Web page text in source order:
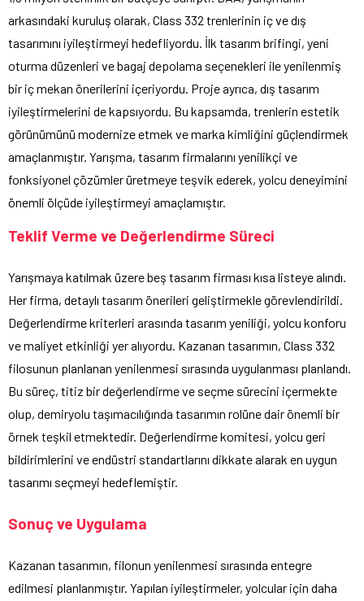
arkasındaki kuruluş olarak, Class 332 trenlerinin iç ve dış
tasarımını iyileştirmeyi hedefliyordu. İlk tasarım brifingi, yeni
oturma düzenleri ve bagaj depolama seçenekleri ile yenilenmiş
bir iç mekan önerilerini içeriyordu. Proje ayrıca, dış tasarım
iyileştirmelerini de kapsıyordu. Bu kapsamda, trenlerin estetik
görünümünü modernize etmek ve marka kimliğini güçlendirmek
amaçlanmıştır. Yarışma, tasarım firmalarını yenilikçi ve
fonksiyonel çözümler üretmeye teşvik ederek, yolcu deneyimini
önemli ölçüde iyileştirmeyi amaçlamıştır.
Teklif Verme ve Değerlendirme Süreci
Yarışmaya katılmak üzere beş tasarım firması kısa listeye alındı.
Her firma, detaylı tasarım önerileri geliştirmekle görevlendirildi.
Değerlendirme kriterleri arasında tasarım yeniliği, yolcu konforu
ve maliyet etkinliği yer alıyordu. Kazanan tasarımın, Class 332
filosunun planlanan yenilenmesi sırasında uygulanması planlandı.
Bu süreç, titiz bir değerlendirme ve seçme sürecini içermekte
olup, demiryolu taşımacılığında tasarımın rolüne dair önemli bir
örnek teşkil etmektedir. Değerlendirme komitesi, yolcu geri
bildirimlerini ve endüstri standartlarını dikkate alarak en uygun
tasarımı seçmeyi hedeflemiştir.
Sonuç ve Uygulama
Kazanan tasarımın, filonun yenilenmesi sırasında entegre
edilmesi planlanmıştır. Yapılan iyileştirmeler, yolcular için daha